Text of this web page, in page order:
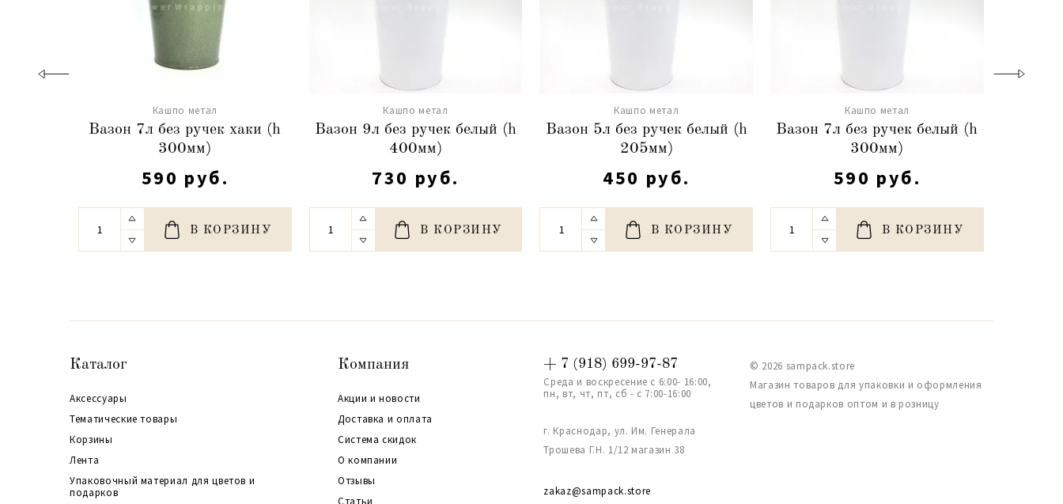
Кашпо метал
Вазон 7л без ручек хаки (h
300мм)
590 руб.
В КОРЗИНУ
Кашпо метал
Вазон 9л без ручек белый (h
400мм)
730 руб.
В КОРЗИНУ
Кашпо метал
Вазон 5л без ручек белый (h
205мм)
450 руб.
В КОРЗИНУ
Кашпо метал
Вазон 7л без ручек белый (h
300мм)
590 руб.
В КОРЗИНУ
Каталог
Аксессуары
Тематические товары
Корзины
Лента
Упаковочный материал для цветов и
подарков
Компания
Акции и новости
Доставка и оплата
Система скидок
О компании
Отзывы
Статьи
+ 7 (918) 699-97-87
Среда и воскресение с 6:00- 16:00,
пн, вт, чт, пт, сб - с 7:00-16:00
г. Краснодар, ул. Им. Генерала
Трошева Г.Н. 1/12 магазин 38
zakaz@sampack.store
© 2026 sampack.store
Магазин товаров для упаковки и оформления
цветов и подарков оптом и в розницу